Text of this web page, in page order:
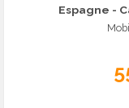
Espagne -